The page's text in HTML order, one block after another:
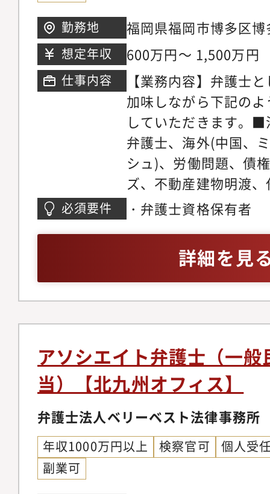
き、短期間で弁護士
事ができる環境です
マーケティング・営
事務所では各専門チ
の段階から弁護士が
います。マーケティ
助けを借りながら、
きるかを弁護士が主
た、顧客獲得の見込
ロージングの段階で
をお願いしている為
着けることが可能で
ネスモデルでの実務
事務所の中には、価
り、実績が少なく専
朗会計とクライアン
ブルな料金体系を構
ニーズに応じ、今後
以上に大きく切り込
ます。【サポート制
勤務地
福岡県福岡市博多区
博多駅前センタービ
します
想定年収 600万円～ 1,500万円
仕事内容
【業務内容】弁護士
加味しながら下記の
していただきます。
弁護士、海外(中国、
シュ)、労働問題、債
ズ、不動産建物明渡
件、不動産・法人登
務、コーポレートガ
チャー法務、IPO法
件、紛争案件、知的
テイメント、国際取
個人のお客様向け交
金請求、離婚問題、
産相続、労働問題、
外国人のビザ申請【
の】◆幅広い分野/豊
ているパラリーガル
士が多くの案件に専
必須要件 ・弁護士資格保有者
詳細を見
アソシエイト弁護士（一
当）【北九州オフィス】
弁護士法人ベリーベスト法律事務所
年収1000万円以上 検察官可
個人受
副業可